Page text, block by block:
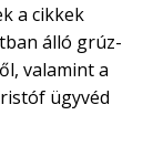
a cikkek
álló grúz-
valamint a
ügyvéd